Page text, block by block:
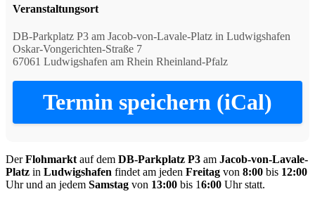
Veranstaltungsort
DB-Parkplatz P3 am Jacob-von-Lavale-Platz in Ludwigshafen
Oskar-Vongerichten-Straße 7
67061 Ludwigshafen am Rhein Rheinland-Pfalz
Termin speichern (iCal)
DerFlohmarkt auf dem DB-Parkplatz P3 am Jacob-von-Lavale-
Platz in Ludwigshafen findet am jeden Freitag von 8:00 bis 12:00
Uhr und an jedem Samstag von 13:00 bis 16:00 Uhr statt.